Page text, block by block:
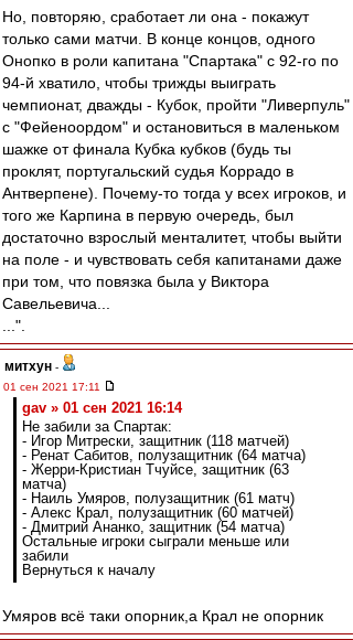
Но, повторяю, сработает ли она - покажут
только сами матчи. В конце концов, одного
Онопко в роли капитана "Спартака" с 92-го по
94-й хватило, чтобы трижды выиграть
чемпионат, дважды - Кубок, пройти "Ливерпуль"
с "Фейеноордом" и остановиться в маленьком
шажке от финала Кубка кубков (будь ты
проклят, португальский судья Коррадо в
Антверпене). Почему-то тогда у всех игроков, и
того же Карпина в первую очередь, был
достаточно взрослый менталитет, чтобы выйти
на поле - и чувствовать себя капитанами даже
при том, что повязка была у Виктора
Савельевича...
...".
митхун -
01 сен 2021 17:11
gav » 01 сен 2021 16:14
Не забили за Спартак:
- Игор Митрески, защитник (118 матчей)
- Ренат Сабитов, полузащитник (64 матча)
- Жерри-Кристиан Тчуйсе, защитник (63
матча)
- Наиль Умяров, полузащитник (61 матч)
- Алекс Крал, полузащитник (60 матчей)
- Дмитрий Ананко, защитник (54 матча)
Остальные игроки сыграли меньше или
забили
Вернуться к началу
Умяров всё таки опорник,а Крал не опорник